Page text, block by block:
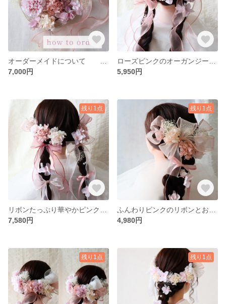
7,000円
5,950円
残り1点
7,580円
残り1点
4,980円
残り1点 残り1点